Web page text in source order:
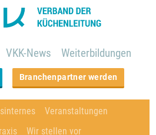
VKK-News Weiterbildungen
Branchenpartner werden
Veranstaltungen
Wir stellen vor